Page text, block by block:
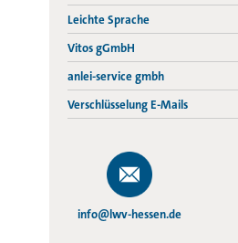
Leichte Sprache
Vitos gGmbH
anlei-service gmbh
Verschlüsselung E-Mails
info@lwv-hessen.de